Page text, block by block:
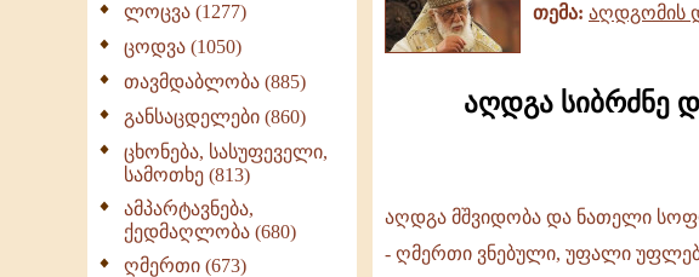
ლოცვა (1277)
ცოდვა (1050)
თავმდაბლობა (885)
განსაცდელები (860)
ცხონება, სასუფეველი,
სამოთხე (813)
ამპარტავნება,
ქედმაღლობა (680)
ღმერთი (673)
თემა: აღდგომის
აღდგა სიბრძნე
სიბრძნე
და
აღდგა მშვიდობა და ნათელი
- ღმერთი ვნებული, უფალი